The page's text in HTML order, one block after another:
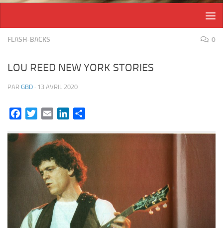
FLASH-BACKS 0
LOU REED NEW YORK STORIES
PAR GBD · 13 AVRIL 2020
FacebookTwitterEmail LinkedIn